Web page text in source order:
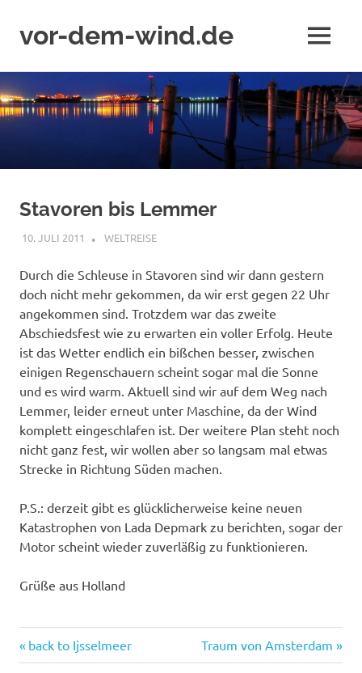
Zum
Inhalt
springen
vor-dem-wind.de MENÜ
Stavoren bis Lemmer
10. JULI 2011 ADMIN
WELTREISE
Durch die Schleuse in Stavoren sind wir dann gestern
doch nicht mehr gekommen, da wir erst gegen 22 Uhr
angekommen sind. Trotzdem war das zweite
Abschiedsfest wie zu erwarten ein voller Erfolg. Heute
ist das Wetter endlich ein bißchen besser, zwischen
einigen Regenschauern scheint sogar mal die Sonne
und es wird warm. Aktuell sind wir auf dem Weg nach
Lemmer, leider erneut unter Maschine, da der Wind
komplett eingeschlafen ist. Der weitere Plan steht noch
nicht ganz fest, wir wollen aber so langsam mal etwas
Strecke in Richtung Süden machen.
P.S.: derzeit gibt es glücklicherweise keine neuen
Katastrophen von Lada Depmark zu berichten, sogar der
Motor scheint wieder zuverläßig zu funktionieren.
Grüße aus Holland
Beitragsnavigation
Vorheriger
Beitrag:
back to Ijsselmeer
Nächster
Beitrag:
Traum von Amsterdam